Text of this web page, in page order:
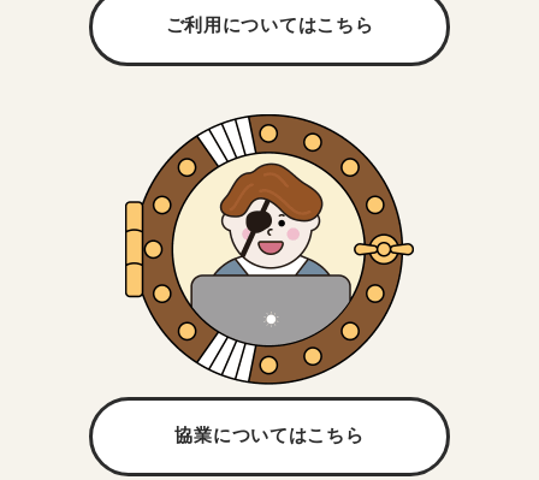
ご利用についてはこちら
協業についてはこちら